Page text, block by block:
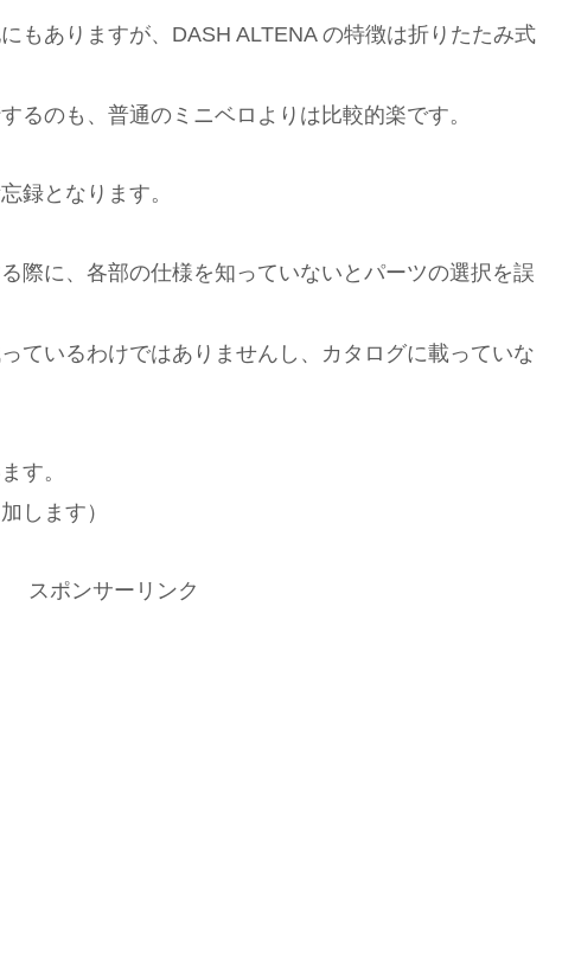
もありますが、DASH ALTENA の特徴は折りたたみ式
るのも、普通のミニベロよりは比較的楽です。
録となります。
際に、各部の仕様を知っていないとパーツの選択を誤
ているわけではありませんし、カタログに載っていな
す。
します）
スポンサーリンク